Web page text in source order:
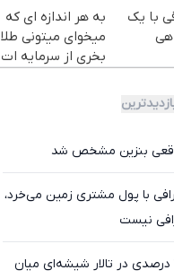
با یک
به هر اندازه ای که
میخوای میتونی طلا
بخری از سرمایه ات
بنزین مشخص شد
با پول مشتری زمین می‌خرد،
نیست
شکاف ۱۶ درصدی در تالار شیشه‌ای میان